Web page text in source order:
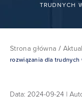
TRUDNYCH
Strona główna /
rozwiązania dla
Data: 2024-09-24 |